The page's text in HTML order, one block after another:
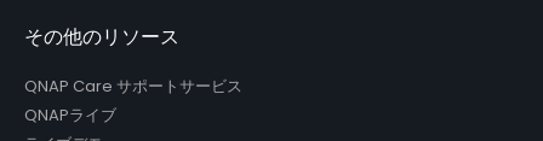
その他のリソース
QNAP Care サポートサービス
QNAPライブ